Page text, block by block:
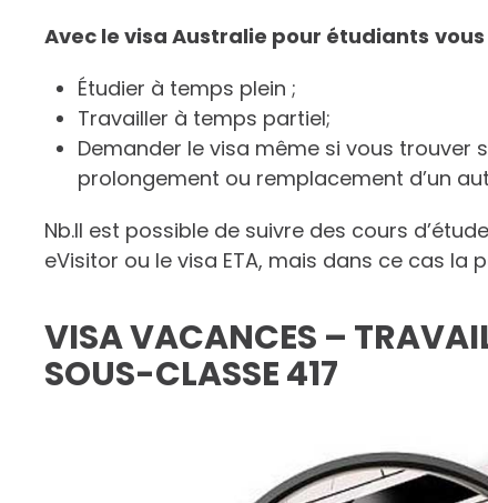
Avec le visa Australie pour étudiants
Étudier à temps plein ;
Travailler à temps partiel;
Demander le visa même si vous
prolongement ou remplacement d’un
Nb.Il est possible de suivre des cours
eVisitor ou le visa ETA, mais dans ce cas
VISA VACANCES –
SOUS-CLASSE 417